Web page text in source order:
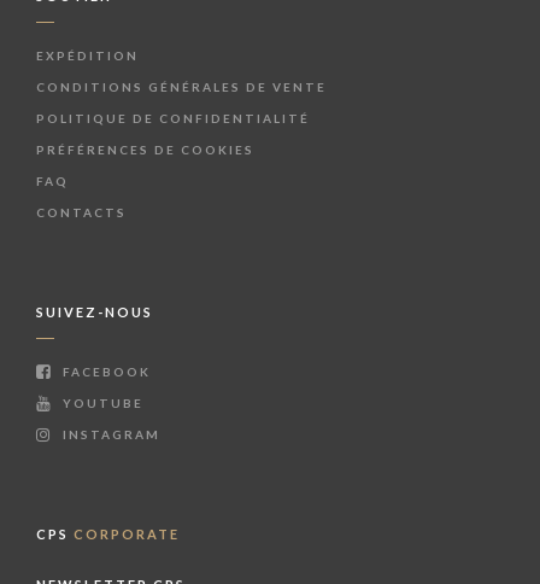
EXPÉDITION
CONDITIONS GÉNÉRALES DE VENTE
POLITIQUE DE CONFIDENTIALITÉ
PRÉFÉRENCES DE COOKIES
FAQ
CONTACTS
SUIVEZ-NOUS
FACEBOOK
YOUTUBE
INSTAGRAM
CPS CORPORATE